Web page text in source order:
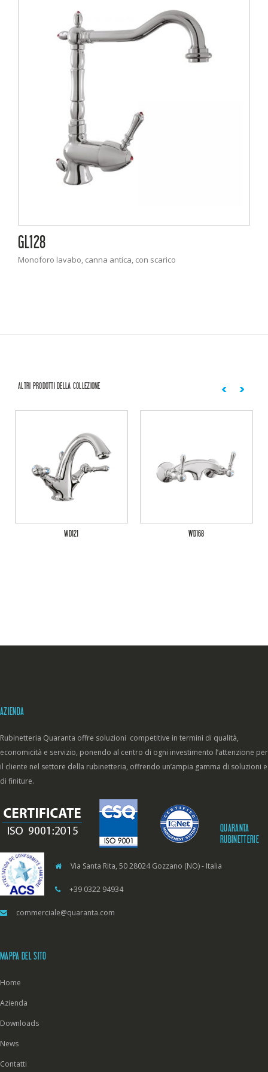
GL128
Monoforo lavabo, canna antica, con scarico
ALTRI PRODOTTI DELLA COLLEZIONE
WD121 WD168
AZIENDA
Rubinetteria Quaranta offre soluzioni competitive in termini di qualità,
economicità e servizio, ponendo al centro di ogni investimento l’attenzione per
il cliente nel settore della rubinetteria, offrendo un’ampia gamma di soluzioni e
di finiture.
QUARANTA
RUBINETTERIE
Via Santa Rita, 50 28024 Gozzano (NO) - Italia
+39 0322 94934
commerciale@quaranta.com
MAPPA DEL SITO
Home
Azienda
Downloads
News
Contatti